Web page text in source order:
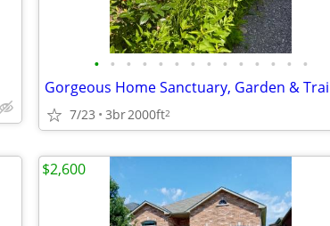
• • • • • • • • • • • • • •
7/23 3br2000ft2
$2,600